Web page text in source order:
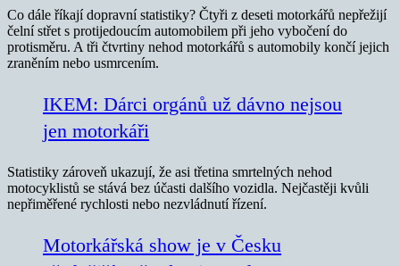
Co dále říkají dopravní statistiky? Čtyři z deseti motorkářů nepřežijí
čelní střet s protijedoucím automobilem při jeho vybočení do
protisměru. A tři čtvrtiny nehod motorkářů s automobily končí jejich
zraněním nebo usmrcením.
IKEM: Dárci orgánů už dávno nejsou
jen motorkáři
Statistiky zároveň ukazují, že asi třetina smrtelných nehod
motocyklistů se stává bez účasti dalšího vozidla. Nejčastěji kvůli
nepřiměřené rychlosti nebo nezvládnutí řízení.
Motorkářská show je v Česku